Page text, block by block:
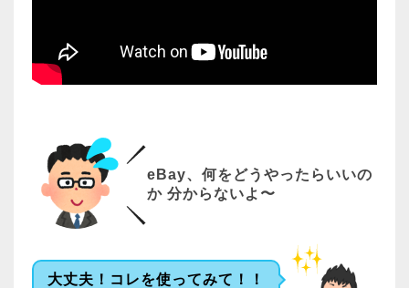
eBay、何をどうやったらいいの
か 分からないよ〜
大丈夫！コレを使ってみて！！